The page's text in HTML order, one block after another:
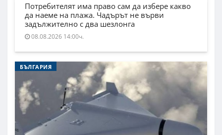
Потребителят има право сам да избере какво
да наеме на плажа. Чадърът не върви
задължително с два шезлонга
08.08.2026 14:00ч.
БЪЛГАРИЯ